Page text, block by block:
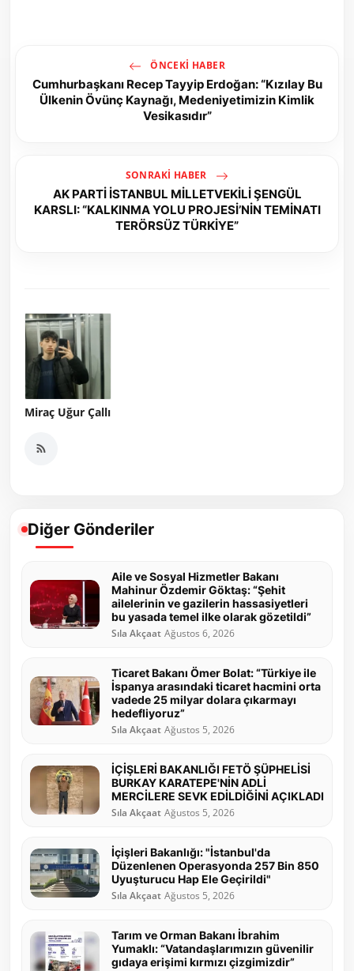
ÖNCEKI HABER
Cumhurbaşkanı Recep Tayyip Erdoğan: “Kızılay Bu
Ülkenin Övünç Kaynağı, Medeniyetimizin Kimlik
Vesikasıdır”
SONRAKI HABER
AK PARTİ İSTANBUL MİLLETVEKİLİ ŞENGÜL
KARSLI: “KALKINMA YOLU PROJESİ’NİN TEMİNATI
TERÖRSÜZ TÜRKİYE”
Miraç Uğur Çallı
Diğer Gönderiler
Aile ve Sosyal Hizmetler Bakanı
Mahinur Özdemir Göktaş: “Şehit
ailelerinin ve gazilerin hassasiyetleri
bu yasada temel ilke olarak gözetildi”
Sıla Akçaat Ağustos 6, 2026
Ticaret Bakanı Ömer Bolat: “Türkiye ile
İspanya arasındaki ticaret hacmini orta
vadede 25 milyar dolara çıkarmayı
hedefliyoruz”
Sıla Akçaat Ağustos 5, 2026
İÇİŞLERİ BAKANLIĞI FETÖ ŞÜPHELİSİ
BURKAY KARATEPE'NİN ADLİ
MERCİLERE SEVK EDİLDİĞİNİ AÇIKLADI
Sıla Akçaat Ağustos 5, 2026
İçişleri Bakanlığı: "İstanbul'da
Düzenlenen Operasyonda 257 Bin 850
Uyuşturucu Hap Ele Geçirildi"
Sıla Akçaat Ağustos 5, 2026
Tarım ve Orman Bakanı İbrahim
Yumaklı: “Vatandaşlarımızın güvenilir
gıdaya erişimi kırmızı çizgimizdir”